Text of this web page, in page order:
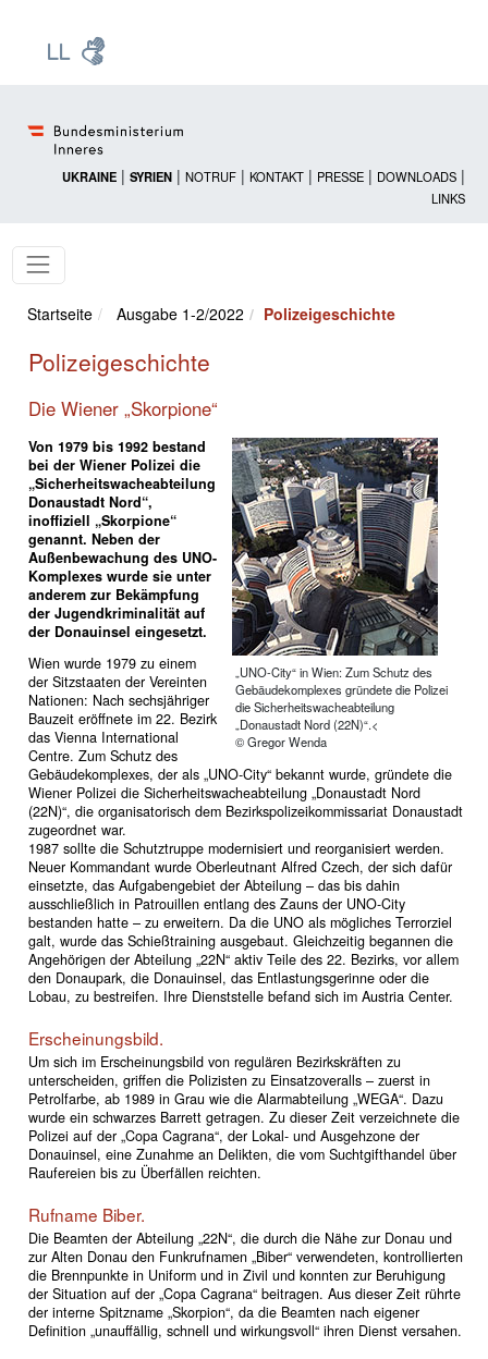
UKRAINE | SYRIEN | NOTRUF | KONTAKT | PRESSE | DOWNLOADS |
LINKS
Startseite Ausgabe 1-2/2022 Polizeigeschichte
Polizeigeschichte
Die Wiener „Skorpione“
„UNO-City“ in Wien: Zum Schutz des
Gebäudekomplexes gründete die Polizei
die Sicherheitswacheabteilung
„Donaustadt Nord (22N)“.<
© Gregor Wenda
Von 1979 bis 1992 bestand
bei der Wiener Polizei die
„Sicherheitswacheabteilung
Donaustadt Nord“,
inoffiziell „Skorpione“
genannt. Neben der
Außenbewachung des UNO-
Komplexes wurde sie unter
anderem zur Bekämpfung
der Jugendkriminalität auf
der Donauinsel eingesetzt.
Wien wurde 1979 zu einem
der Sitzstaaten der Vereinten
Nationen: Nach sechsjähriger
Bauzeit eröffnete im 22. Bezirk
das Vienna International
Centre. Zum Schutz des
Gebäudekomplexes, der als „UNO-­City“ bekannt wurde, gründete die
Wiener Polizei die Sicherheitswacheabteilung „Donaustadt Nord
(22N)“, die organisatorisch dem Bezirkspolizeikommissariat Donaustadt
zugeordnet war.
1987 sollte die Schutztruppe modernisiert und reorganisiert werden.
Neuer Kommandant wurde Oberleutnant Alfred Czech, der sich dafür
einsetzte, das Aufgabengebiet der Abteilung – das bis dahin
ausschließlich in Patrouillen entlang des Zauns der UNO-City
bestanden hatte – zu erweitern. Da die UNO als mögliches Terrorziel
galt, wurde das Schießtraining ausgebaut. Gleichzeitig begannen die
Angehörigen der Abteilung „22N“ aktiv Teile des 22. Bezirks, vor allem
den Donaupark, die Donauinsel, das Entlastungsgerinne oder die
Lobau, zu bestreifen. Ihre Dienststelle befand sich im Austria Center.
Erscheinungsbild.
Um sich im Erscheinungsbild von regulären Bezirkskräften zu
unterscheiden, griffen die Polizisten zu Einsatzoveralls – zuerst in
Petrolfarbe, ab 1989 in Grau wie die Alarmabteilung „WEGA“. Dazu
wurde ein schwarzes Barrett getragen. Zu dieser Zeit verzeichnete die
Polizei auf der „Copa Cagrana“, der Lokal- und Ausgehzone der
Donauinsel, eine Zunahme an Delikten, die vom Suchtgifthandel über
Raufereien bis zu Überfällen reichten.
Rufname Biber.
Die Beamten der Abteilung „22N“, die durch die Nähe zur Donau und
zur Alten Donau den Funkrufnamen „Biber“ verwendeten, kontrollierten
die Brennpunkte in Uniform und in Zivil und konnten zur Beruhigung
der Situation auf der „Copa Cagrana“ beitragen. Aus dieser Zeit rührte
der interne Spitzname „Skorpion“, da die Beamten nach eigener
Definition „unauffällig, schnell und wirkungsvoll“ ihren Dienst versahen.